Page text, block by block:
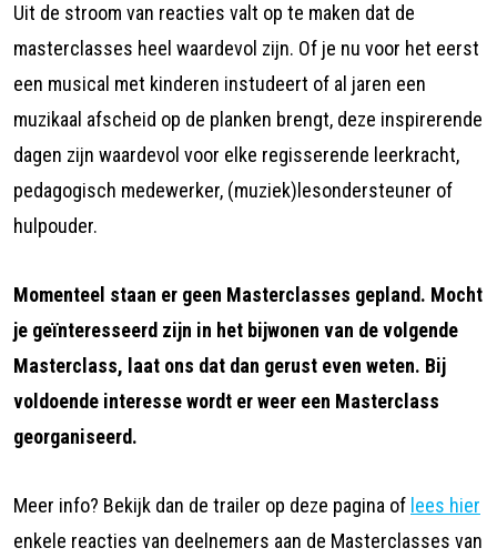
Uit de stroom van reacties valt op te maken dat de
masterclasses heel waardevol zijn. Of je nu voor het eerst
een musical met kinderen instudeert of al jaren een
muzikaal afscheid op de planken brengt, deze inspirerende
dagen zijn waardevol voor elke regisserende leerkracht,
pedagogisch medewerker, (muziek)lesondersteuner of
hulpouder.
Momenteel staan er geen Masterclasses gepland. Mocht
je geïnteresseerd zijn in het bijwonen van de volgende
Masterclass, laat ons dat dan gerust even weten. Bij
voldoende interesse wordt er weer een Masterclass
georganiseerd.
Meer info? Bekijk dan de trailer op deze pagina of lees hier
enkele reacties van deelnemers aan de Masterclasses van